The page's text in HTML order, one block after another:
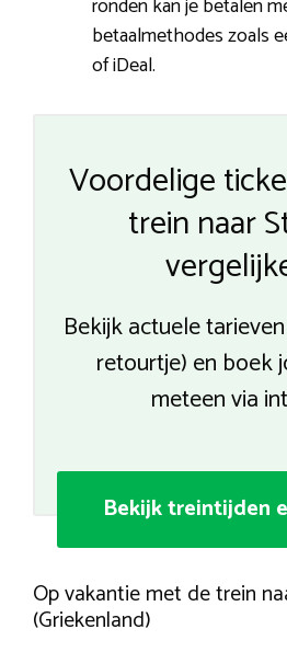
betaalmethodes zoals
of iDeal.
Voordelige
trein naar
Bekijk actuele
retourtje) en boek
meteen via
Bekijk treintijden
Op vakantie met de trein
(Griekenland)